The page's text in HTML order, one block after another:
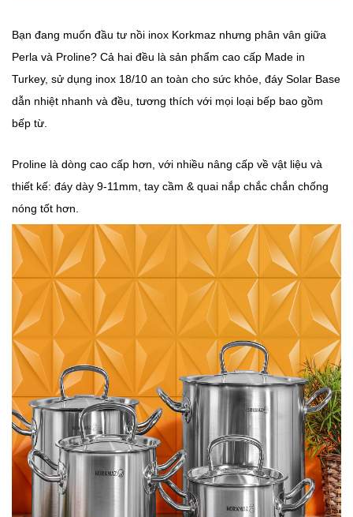
Bạn đang muốn đầu tư nồi inox Korkmaz nhưng phân vân giữa
Perla và Proline? Cả hai đều là sản phẩm cao cấp Made in
Turkey, sử dụng inox 18/10 an toàn cho sức khỏe, đáy Solar Base
dẫn nhiệt nhanh và đều, tương thích với mọi loại bếp bao gồm
bếp từ.
Proline là dòng cao cấp hơn, với nhiều nâng cấp về vật liệu và
thiết kế: đáy dày 9-11mm, tay cầm & quai nắp chắc chắn chống
nóng tốt hơn.